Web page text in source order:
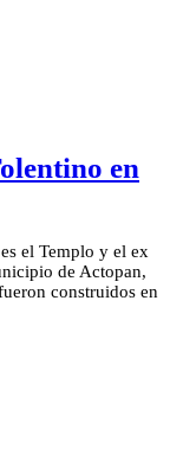
en
el Templo y el ex
de Actopan,
construidos en